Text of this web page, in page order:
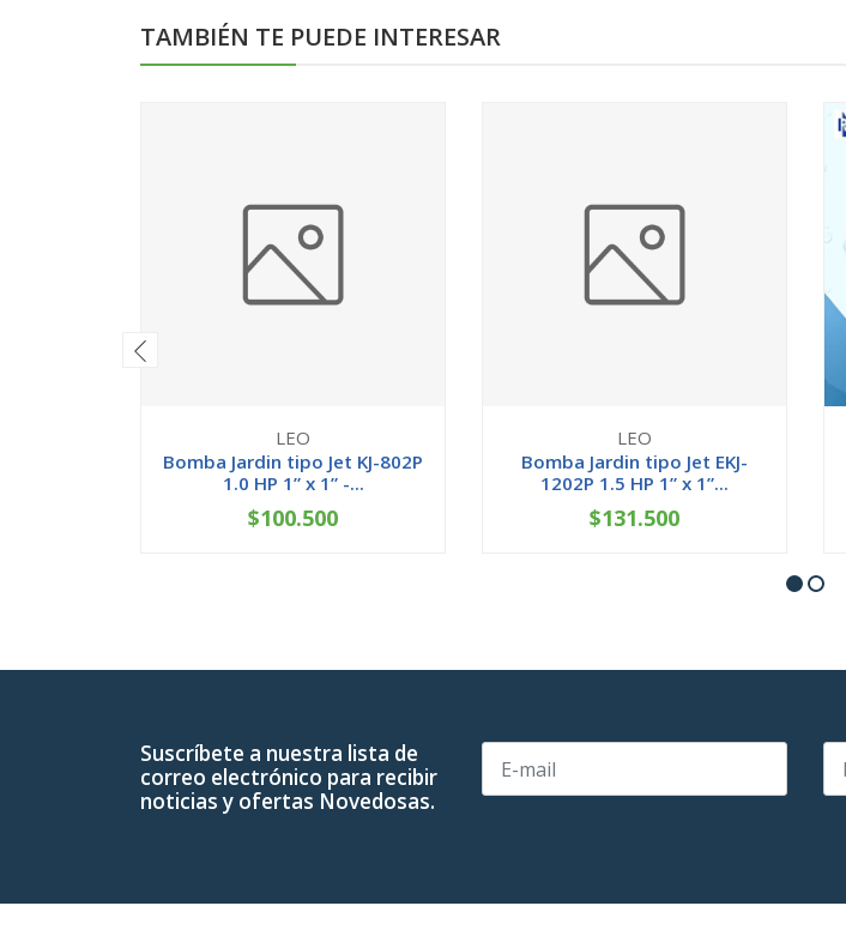
TAMBIÉN TE PUEDE INTERESAR
LEO
Bomba Jardin tipo Jet KJ-802P
1.0 HP 1” x 1” -...
+
$100.500
LEO
Bomba Jardin tipo Jet EKJ-
1202P 1.5 HP 1” x 1”...
+
$131.500
Suscríbete a nuestra lista de
correo electrónico para recibir
noticias y ofertas Novedosas.